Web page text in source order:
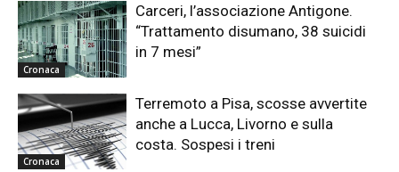
Cronaca
Carceri, l’associazione Antigone.
“Trattamento disumano, 38 suicidi
in 7 mesi”
Cronaca
Terremoto a Pisa, scosse avvertite
anche a Lucca, Livorno e sulla
costa. Sospesi i treni